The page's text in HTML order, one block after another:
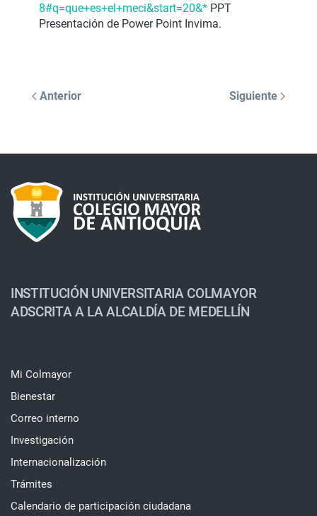
8#q=que+es+el+meci&start=20&* PPT
Presentación de Power Point Invima.
Anterior Siguiente
INSTITUCIÓN UNIVERSITARIA COLMAYOR
ADSCRITA A LA ALCALDÍA DE MEDELLÍN
Mi Colmayor
Bienestar
Correo interno
Investigación
Internacionalización
Trámites
Calendario de participación ciudadana